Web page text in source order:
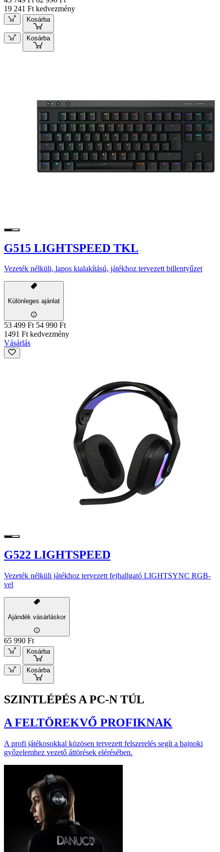
19 241 Ft kedvezmény
Kosárba
Kosárba
G515 LIGHTSPEED TKL
Vezeték nélküli, lapos kialakítású, játékhoz tervezett billentyűzet
Különleges ajánlat
53 499 Ft 54 990 Ft
1491 Ft kedvezmény
Vásárlás
G522 LIGHTSPEED
Vezeték nélküli játékhoz tervezett fejhallgató LIGHTSYNC RGB-
vel
Ajándék vásárláskor
65 990 Ft
Kosárba
Kosárba
SZINTLÉPÉS A PC-N TÚL
A FELTÖREKVŐ PROFIKNAK
A profi játékosokkal közösen tervezett felszerelés segít a bajnoki
győzelemhez vezető áttörések elérésében.